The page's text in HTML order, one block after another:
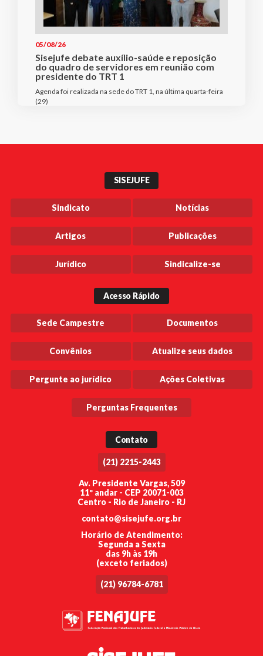
05/08/26
Sisejufe debate auxílio-saúde e reposição
do quadro de servidores em reunião com
presidente do TRT 1
Agenda foi realizada na sede do TRT 1, na última quarta-feira
(29)
SISEJUFE
Sindicato Notícias
Artigos Publicações
Jurídico Sindicalize-se
Acesso Rápido
Sede Campestre Documentos
Convênios Atualize seus dados
Pergunte ao jurídico Ações Coletivas
Perguntas Frequentes
Contato
(21) 2215-2443
Av. Presidente Vargas, 509
11º andar - CEP 20071-003
Centro - Rio de Janeiro - RJ
contato@sisejufe.org.br
Horário de Atendimento:
Segunda a Sexta
das 9h às 19h
(exceto feriados)
(21) 96784-6781